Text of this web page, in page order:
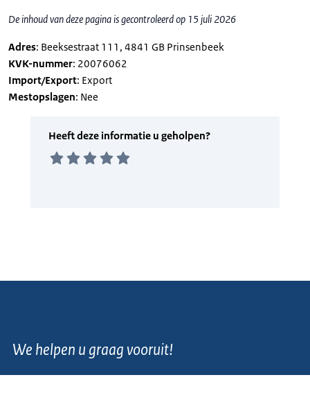
De inhoud van deze pagina is gecontroleerd op 15 juli 2026
Adres: Beeksestraat 111, 4841 GB Prinsenbeek
KVK-nummer: 20076062
Import/Export: Export
Mestopslagen: Nee
We helpen u graag vooruit!